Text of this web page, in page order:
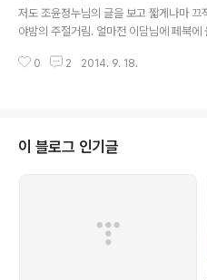
살 수 있는 세상은 이상이다. 결혼식에서
도입되는것은 현실이다. 결혼식에서 축의
저도 조윤정누님의 글을 보고 짧게나마
야밤의 주절거림. 얼마전 이담님에 페북에
년간 해온 동반자를 만나 카페를 시작하고
조금씩 돈을 모으고 그렇게 모은 돈으로 연
고 또 열심히 일을 하고 돈을 모으고. 어쩌
0 2 2014. 9. 18.
이 블로그 인기글